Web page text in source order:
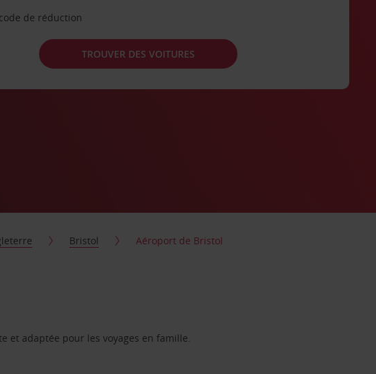
code de réduction
TROUVER DES VOITURES
Bristol Aéroport de Bristol
et adaptée pour les voyages en famille.